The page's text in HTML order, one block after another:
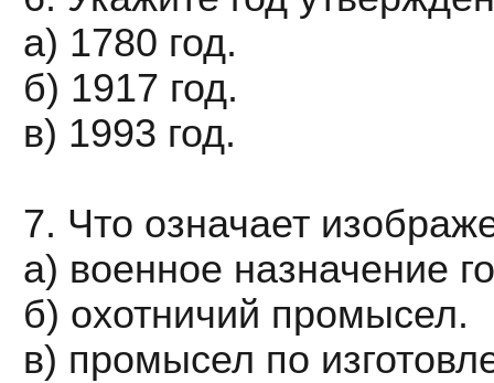
а) 1780 год.
б) 1917 год.
в) 1993 год.
7. Что означает
а) военное назначение
б) охотничий промысел.
в) промысел по